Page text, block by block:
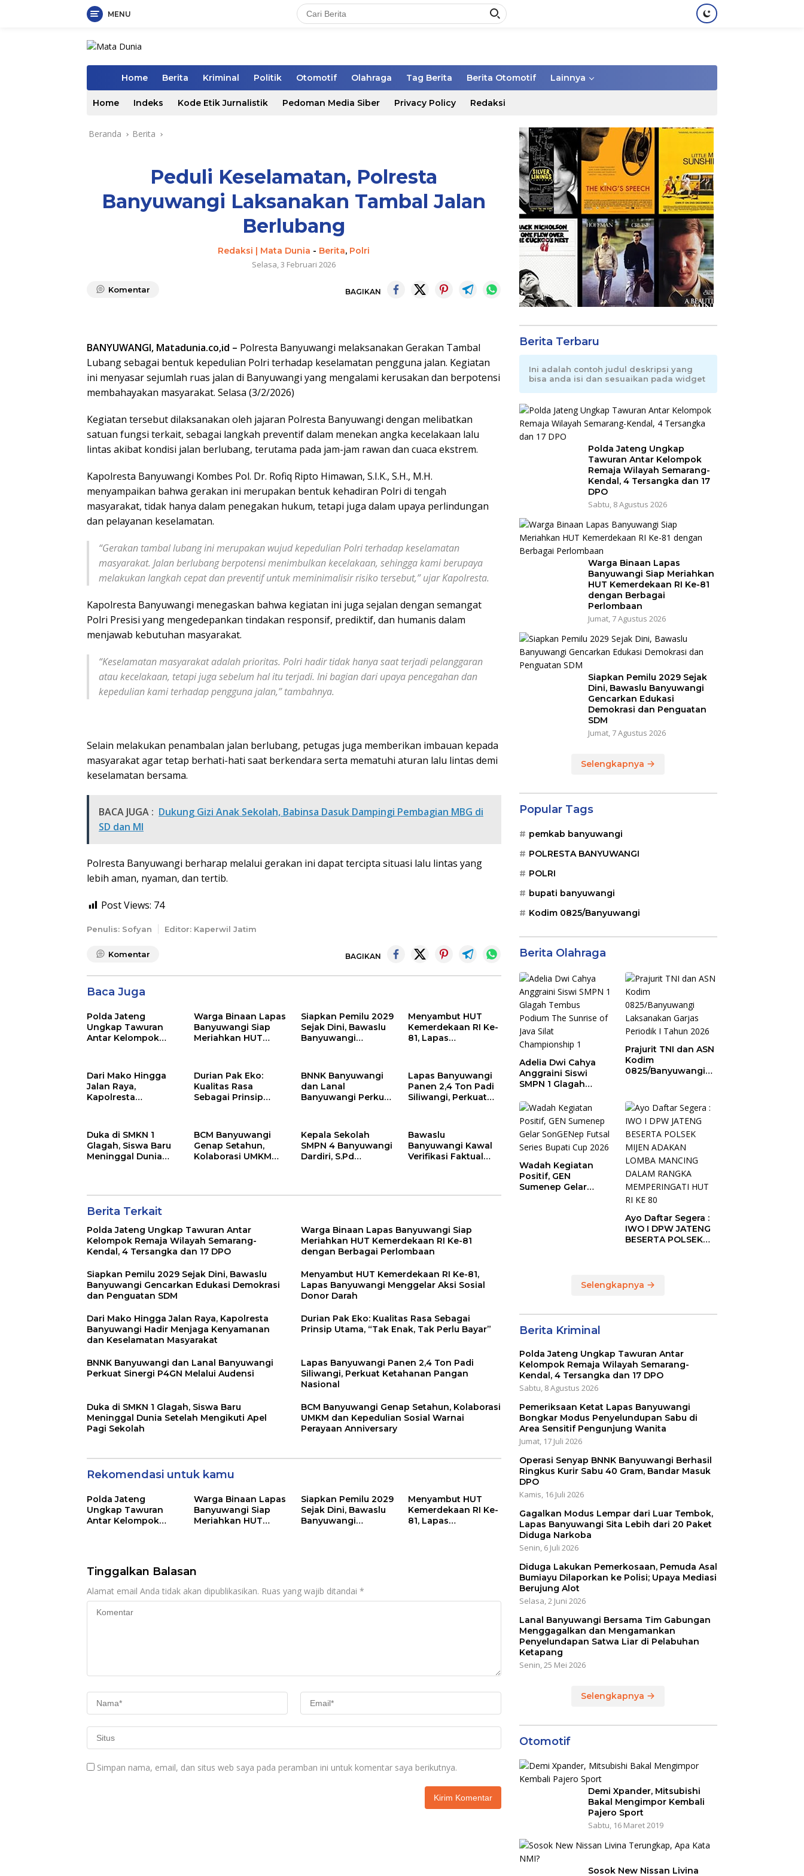
MENU
Home Berita Kriminal Politik Otomotif Olahraga Tag Berita Berita Otomotif Lainnya
Home Indeks Kode Etik Jurnalistik Pedoman Media Siber Privacy Policy Redaksi
Beranda Berita
Peduli Keselamatan, Polresta
Banyuwangi Laksanakan Tambal Jalan
Berlubang
Redaksi | Mata Dunia - Berita, Polri
Selasa, 3 Februari 2026
Komentar BAGIKAN
BANYUWANGI, Matadunia.co,id – Polresta Banyuwangi melaksanakan Gerakan Tambal
Lubang sebagai bentuk kepedulian Polri terhadap keselamatan pengguna jalan. Kegiatan
ini menyasar sejumlah ruas jalan di Banyuwangi yang mengalami kerusakan dan berpotensi
membahayakan masyarakat. Selasa (3/2/2026)
Kegiatan tersebut dilaksanakan oleh jajaran Polresta Banyuwangi dengan melibatkan
satuan fungsi terkait, sebagai langkah preventif dalam menekan angka kecelakaan lalu
lintas akibat kondisi jalan berlubang, terutama pada jam-jam rawan dan cuaca ekstrem.
Kapolresta Banyuwangi Kombes Pol. Dr. Rofiq Ripto Himawan, S.I.K., S.H., M.H.
menyampaikan bahwa gerakan ini merupakan bentuk kehadiran Polri di tengah
masyarakat, tidak hanya dalam penegakan hukum, tetapi juga dalam upaya perlindungan
dan pelayanan keselamatan.
“Gerakan tambal lubang ini merupakan wujud kepedulian Polri terhadap keselamatan
masyarakat. Jalan berlubang berpotensi menimbulkan kecelakaan, sehingga kami berupaya
melakukan langkah cepat dan preventif untuk meminimalisir risiko tersebut,” ujar Kapolresta.
Kapolresta Banyuwangi menegaskan bahwa kegiatan ini juga sejalan dengan semangat
Polri Presisi yang mengedepankan tindakan responsif, prediktif, dan humanis dalam
menjawab kebutuhan masyarakat.
“Keselamatan masyarakat adalah prioritas. Polri hadir tidak hanya saat terjadi pelanggaran
atau kecelakaan, tetapi juga sebelum hal itu terjadi. Ini bagian dari upaya pencegahan dan
kepedulian kami terhadap pengguna jalan,” tambahnya.
Selain melakukan penambalan jalan berlubang, petugas juga memberikan imbauan kepada
masyarakat agar tetap berhati-hati saat berkendara serta mematuhi aturan lalu lintas demi
keselamatan bersama.
BACA JUGA : Dukung Gizi Anak Sekolah, Babinsa Dasuk Dampingi Pembagian MBG di
SD dan MI
Polresta Banyuwangi berharap melalui gerakan ini dapat tercipta situasi lalu lintas yang
lebih aman, nyaman, dan tertib.
Post Views: 74
Penulis: Sofyan Editor: Kaperwil Jatim
Komentar BAGIKAN
Baca Juga
Polda Jateng
Ungkap Tawuran
Antar Kelompok
Tersangka dan 17
DPO
Warga Binaan Lapas
Banyuwangi Siap
Meriahkan HUT
Perlombaan
Siapkan Pemilu 2029
Sejak Dini, Bawaslu
Banyuwangi
Penguatan SDM
Menyambut HUT
Kemerdekaan RI Ke-
81, Lapas
Sosial Donor Darah
Dari Mako Hingga
Jalan Raya,
Kapolresta
Kenyamanan dan
Keselamatan
Masyarakat
Durian Pak Eko:
Kualitas Rasa
Sebagai Prinsip
BNNK Banyuwangi
dan Lanal
Banyuwangi Perkuat
Lapas Banyuwangi
Panen 2,4 Ton Padi
Siliwangi, Perkuat
Duka di SMKN 1
Glagah, Siswa Baru
Meninggal Dunia
BCM Banyuwangi
Genap Setahun,
Kolaborasi UMKM
Anniversary
Kepala Sekolah
SMPN 4 Banyuwangi
Dardiri, S.Pd
Siswa di Depan
Bawaslu
Banyuwangi Kawal
Verifikasi Faktual
Berita Terkait
Polda Jateng Ungkap Tawuran Antar
Kelompok Remaja Wilayah Semarang-
Kendal, 4 Tersangka dan 17 DPO
Warga Binaan Lapas Banyuwangi Siap
Meriahkan HUT Kemerdekaan RI Ke-81
dengan Berbagai Perlombaan
Siapkan Pemilu 2029 Sejak Dini, Bawaslu
Banyuwangi Gencarkan Edukasi Demokrasi
dan Penguatan SDM
Menyambut HUT Kemerdekaan RI Ke-81,
Lapas Banyuwangi Menggelar Aksi Sosial
Donor Darah
Dari Mako Hingga Jalan Raya, Kapolresta
Banyuwangi Hadir Menjaga Kenyamanan
dan Keselamatan Masyarakat
Durian Pak Eko: Kualitas Rasa Sebagai
Prinsip Utama, “Tak Enak, Tak Perlu Bayar”
BNNK Banyuwangi dan Lanal Banyuwangi
Perkuat Sinergi P4GN Melalui Audensi
Lapas Banyuwangi Panen 2,4 Ton Padi
Siliwangi, Perkuat Ketahanan Pangan
Nasional
Duka di SMKN 1 Glagah, Siswa Baru
Meninggal Dunia Setelah Mengikuti Apel
Pagi Sekolah
BCM Banyuwangi Genap Setahun, Kolaborasi
UMKM dan Kepedulian Sosial Warnai
Perayaan Anniversary
Rekomendasi untuk kamu
Polda Jateng
Ungkap Tawuran
Antar Kelompok
DPO
Warga Binaan Lapas
Banyuwangi Siap
Meriahkan HUT
Siapkan Pemilu 2029
Sejak Dini, Bawaslu
Banyuwangi
Menyambut HUT
Kemerdekaan RI Ke-
81, Lapas
Tinggalkan Balasan
Alamat email Anda tidak akan dipublikasikan. Ruas yang wajib ditandai *
Simpan nama, email, dan situs web saya pada peramban ini untuk komentar saya berikutnya.
Berita Terbaru
Ini adalah contoh judul deskripsi yang
bisa anda isi dan sesuaikan pada widget
Polda Jateng Ungkap
Tawuran Antar Kelompok
Remaja Wilayah Semarang-
Kendal, 4 Tersangka dan 17
DPO
Sabtu, 8 Agustus 2026
Warga Binaan Lapas
Banyuwangi Siap Meriahkan
HUT Kemerdekaan RI Ke-81
dengan Berbagai
Perlombaan
Jumat, 7 Agustus 2026
Siapkan Pemilu 2029 Sejak
Dini, Bawaslu Banyuwangi
Gencarkan Edukasi
Demokrasi dan Penguatan
SDM
Jumat, 7 Agustus 2026
Selengkapnya
Popular Tags
pemkab banyuwangi
POLRESTA BANYUWANGI
POLRI
bupati banyuwangi
Kodim 0825/Banyuwangi
Berita Olahraga
Adelia Dwi Cahya
Anggraini Siswi
SMPN 1 Glagah
Sunrise of Java Silat
Championship 1
Prajurit TNI dan ASN
Kodim
0825/Banyuwangi
2026
Wadah Kegiatan
Positif, GEN
Sumenep Gelar
Ayo Daftar Segera :
IWO I DPW JATENG
BESERTA POLSEK
MEMPERINGATI HUT
RI KE 80
Selengkapnya
Berita Kriminal
Polda Jateng Ungkap Tawuran Antar
Kelompok Remaja Wilayah Semarang-
Kendal, 4 Tersangka dan 17 DPO
Sabtu, 8 Agustus 2026
Pemeriksaan Ketat Lapas Banyuwangi
Bongkar Modus Penyelundupan Sabu di
Area Sensitif Pengunjung Wanita
Jumat, 17 Juli 2026
Operasi Senyap BNNK Banyuwangi Berhasil
Ringkus Kurir Sabu 40 Gram, Bandar Masuk
DPO
Kamis, 16 Juli 2026
Gagalkan Modus Lempar dari Luar Tembok,
Lapas Banyuwangi Sita Lebih dari 20 Paket
Diduga Narkoba
Senin, 6 Juli 2026
Diduga Lakukan Pemerkosaan, Pemuda Asal
Bumiayu Dilaporkan ke Polisi; Upaya Mediasi
Berujung Alot
Selasa, 2 Juni 2026
Lanal Banyuwangi Bersama Tim Gabungan
Menggagalkan dan Mengamankan
Penyelundapan Satwa Liar di Pelabuhan
Ketapang
Senin, 25 Mei 2026
Selengkapnya
Otomotif
Demi Xpander, Mitsubishi
Bakal Mengimpor Kembali
Pajero Sport
Sabtu, 16 Maret 2019
Sosok New Nissan Livina